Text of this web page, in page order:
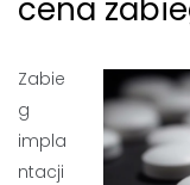
cena
Zabie
g
impla
ntacji